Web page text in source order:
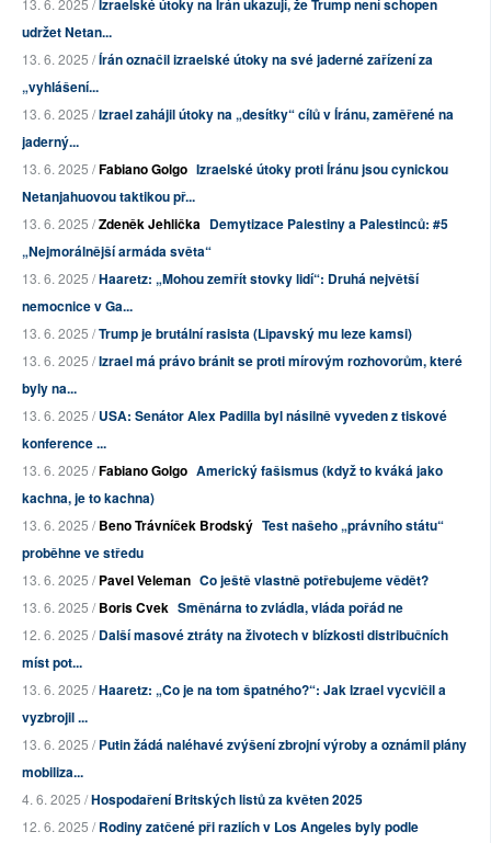
Izraelské útoky na Írán ukazují, že Trump není schopen
udržet Netan...
13. 6. 2025 /Írán označil izraelské útoky na své jaderné zařízení za
„vyhlášení...
13. 6. 2025 /Izrael zahájil útoky na „desítky“ cílů v Íránu, zaměřené na
jaderný...
13. 6. 2025 /Fabiano Golgo Izraelské útoky proti Íránu jsou cynickou
Netanjahuovou taktikou př...
13. 6. 2025 /Zdeněk Jehlička Demytizace Palestiny a Palestinců: #5
„Nejmorálnější armáda světa“
13. 6. 2025 /Haaretz: „Mohou zemřít stovky lidí“: Druhá největší
nemocnice v Ga...
13. 6. 2025 /Trump je brutální rasista (Lipavský mu leze kamsi)
13. 6. 2025 /Izrael má právo bránit se proti mírovým rozhovorům, které
byly na...
13. 6. 2025 /USA: Senátor Alex Padilla byl násilně vyveden z tiskové
konference ...
13. 6. 2025 /Fabiano Golgo Americký fašismus (když to kváká jako
kachna, je to kachna)
13. 6. 2025 /Beno Trávníček Brodský Test našeho „právního státu“
proběhne ve středu
13. 6. 2025 /Pavel Veleman Co ještě vlastně potřebujeme vědět?
13. 6. 2025 /Boris Cvek Směnárna to zvládla, vláda pořád ne
12. 6. 2025 /Další masové ztráty na životech v blízkosti distribučních
míst pot...
13. 6. 2025 /Haaretz: „Co je na tom špatného?“: Jak Izrael vycvičil a
vyzbrojil ...
13. 6. 2025 /Putin žádá naléhavé zvýšení zbrojní výroby a oznámil plány
mobiliza...
4. 6. 2025 /Hospodaření Britských listů za květen 2025
12. 6. 2025 /Rodiny zatčené při raziích v Los Angeles byly podle